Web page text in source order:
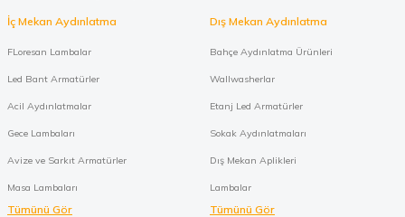
İç Mekan Aydınlatma
FLoresan Lambalar
Led Bant Armatürler
Acil Aydınlatmalar
Gece Lambaları
Avize ve Sarkıt Armatürler
Masa Lambaları
Tümünü Gör
Dış Mekan Aydınlatma
Bahçe Aydınlatma Ürünleri
Wallwasherlar
Etanj Led Armatürler
Sokak Aydınlatmaları
Dış Mekan Aplikleri
Lambalar
Tümünü Gör